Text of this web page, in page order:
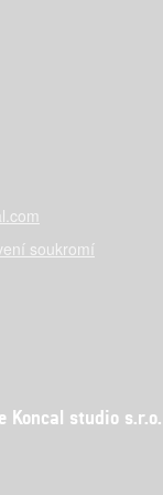
soukromí
studio s.r.o.